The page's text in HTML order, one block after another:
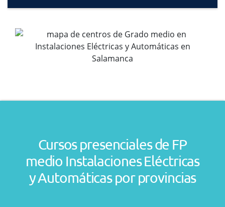
Cursos presenciales de FP
medio Instalaciones Eléctricas
y Automáticas por provincias